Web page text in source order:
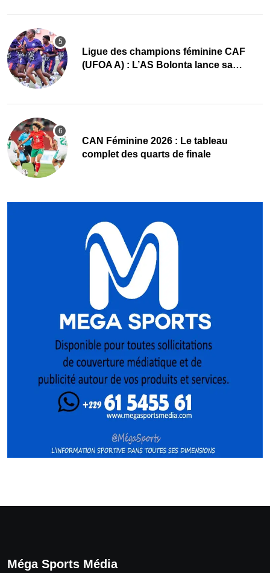
Ligue des champions féminine CAF
(UFOA A) : L’AS Bolonta lance sa
CAN Féminine 2026 : Le tableau
complet des quarts de finale
Méga Sports Média